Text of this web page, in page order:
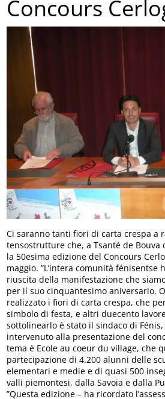
Concours
Ci saranno tanti fiori di carta crespa a
tensostrutture che, a Tsanté de Bouva
la 50esima edizione del Concours
maggio. ”L’intera comunità fénisentse
riuscita della manifestazione che
per il suo cinquantesimo aniversario.
realizzato i fiori di carta crespa, che
simbolo di festa, e altri duecento
sottolinearlo è stato il sindaco di
intervenuto alla presentazione del
tema è Ecole au coeur du village, che
partecipazione di 4.200 alunni delle
elementari e medie e di quasi 500
valli piemontesi, dalla Savoia e dalla
”Questa edizione – ha ricordato